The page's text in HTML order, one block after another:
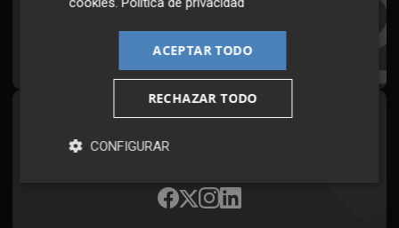
Todos los días a primera hora en tu email
¡Quiero suscribirme!
Síguenos en redes
Plaza Podcast, desde cualquier medio
ACEPTAR TODO
RECHAZAR TODO
CONFIGURAR